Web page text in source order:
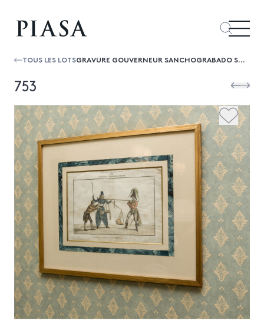
TOUS LES LOTS GRAVURE GOUVERNEUR SANCHOGRABADO SANCHO GOBERNADOR
753